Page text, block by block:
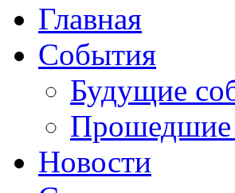
Главная
События
Будущие
Прошедшие
Новости